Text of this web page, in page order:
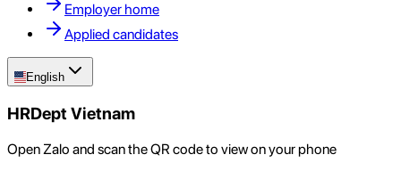
Employer home
Applied candidates
English
HRDept Vietnam
Open Zalo and scan the QR code to view on your phone